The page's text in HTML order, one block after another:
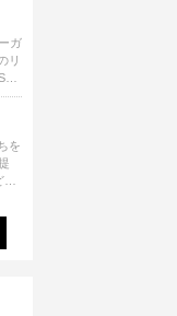
ガ
リ
。
を
く